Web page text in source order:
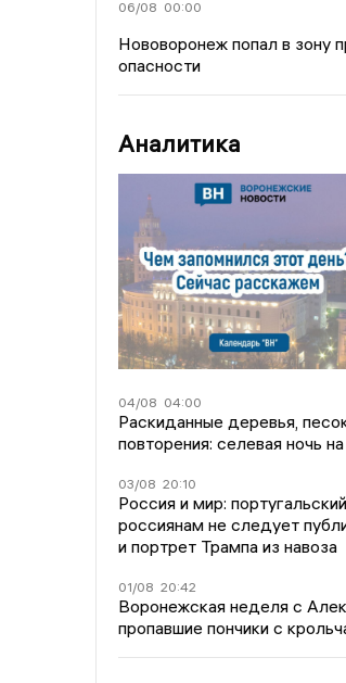
06/08 00:00
Нововоронеж попал в зону
опасности
Аналитика
04/08 04:00
Раскиданные деревья,
повторения: селевая ночь
03/08 20:10
Россия и мир:
россиянам не следует
и портрет Трампа из навоза
01/08 20:42
Воронежская неделя с
пропавшие пончики с